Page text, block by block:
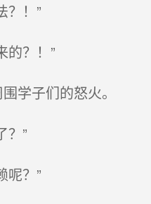
？！”
的？！”
学子们的怒火。
？”
呢？”